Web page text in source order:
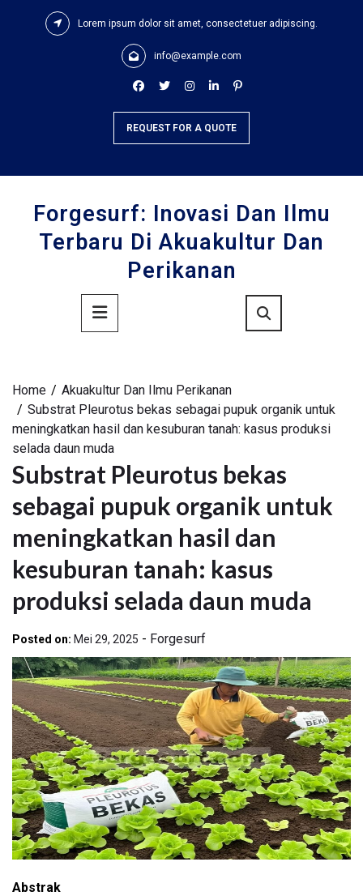
Lorem ipsum dolor sit amet, consectetuer adipiscing.
info@example.com
REQUEST FOR A QUOTE
Forgesurf: Inovasi Dan Ilmu
Terbaru Di Akuakultur Dan
Perikanan
Primary
Menu
Home
Akuakultur Dan Ilmu Perikanan
Substrat Pleurotus bekas sebagai pupuk organik untuk
meningkatkan hasil dan kesuburan tanah: kasus produksi
selada daun muda
Substrat Pleurotus bekas
sebagai pupuk organik untuk
meningkatkan hasil dan
kesuburan tanah: kasus
produksi selada daun muda
Posted on: Mei 29, 2025 - Forgesurf
Abstrak